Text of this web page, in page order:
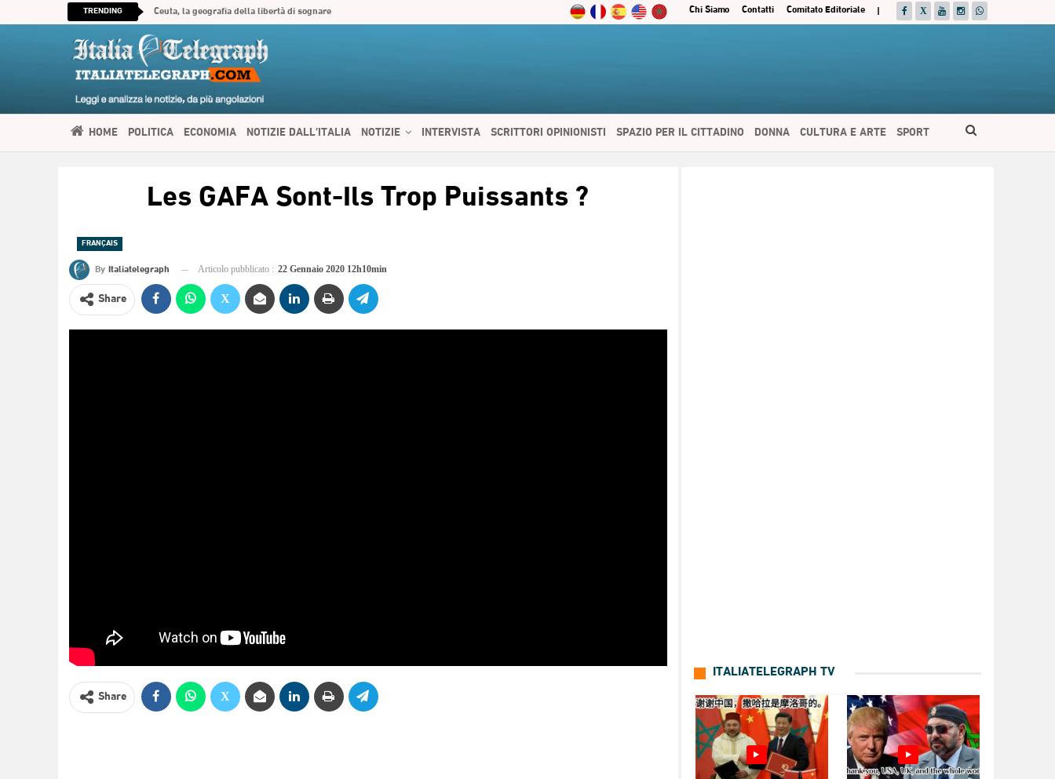
|
Comitato Editoriale
Contatti
Chi Siamo
TRENDING Ceuta, la geografia della libertà di sognare
HOME POLITICA ECONOMIA NOTIZIE DALL’ITALIA NOTIZIE INTERVISTA SCRITTORI OPINIONISTI SPAZIO PER IL CITTADINO DONNA CULTURA E ARTE SPORT
Les GAFA Sont-Ils Trop Puissants ?
FRANÇAIS
By Italiatelegraph Articolo pubblicato : 22 Gennaio 2020 12h10min
Share
Share
ITALIATELEGRAPH TV